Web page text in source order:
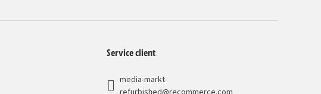
Service client
media-markt-
refurbished@recommerce.com